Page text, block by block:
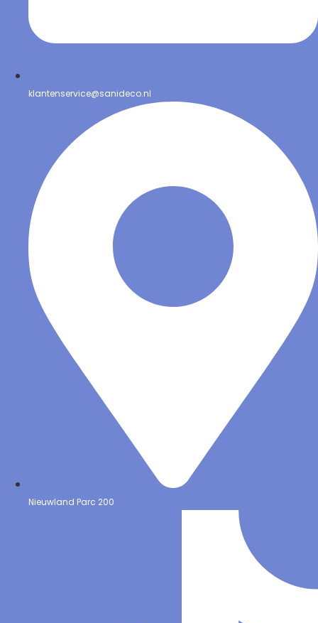
klantenservice@sanideco.nl
Nieuwland Parc 200